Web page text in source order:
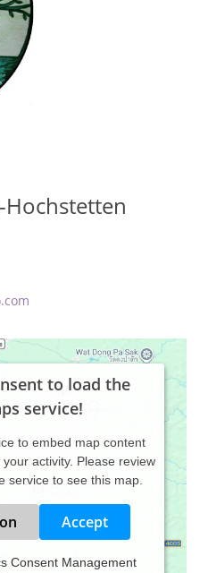
to load the
service!
to embed map content
activity. Please review
service to see this map.
Accept
Consent Management